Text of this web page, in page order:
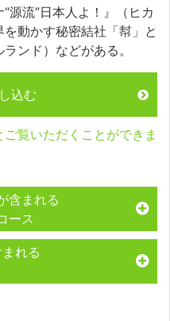
源流”日本人よ！』（ヒカ
動かす秘密結社「幇」と
ンド）などがある。
込む
覧いただくことができま
含まれる
ース
れる